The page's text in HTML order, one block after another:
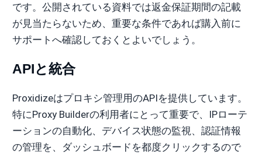
です。公開されている資料では返金保証期間の記載
が見当たらないため、重要な条件であれば購入前に
サポートへ確認しておくとよいでしょう。
APIと統合
Proxidizeはプロキシ管理用のAPIを提供しています。
特にProxy Builderの利用者にとって重要で、IPローテ
ーションの自動化、デバイス状態の監視、認証情報
の管理を、ダッシュボードを都度クリックするので